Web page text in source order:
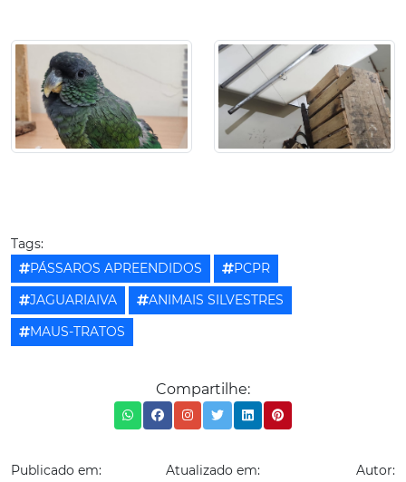
Tags:
PÁSSAROS APREENDIDOS
PCPR
JAGUARIAIVA
ANIMAIS SILVESTRES
MAUS-TRATOS
Compartilhe:
Publicado em: Atualizado em: Autor: